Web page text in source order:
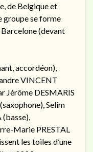
de Belgique et
groupe se forme
(devant
accordéon),
VINCENT
Jérôme DESMARIS
Selim
(basse),
Marie PRESTAL
les toiles d’une